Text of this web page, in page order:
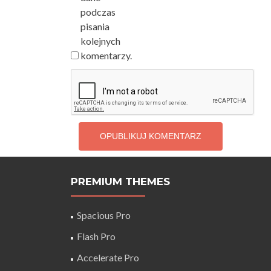
podczas
pisania
kolejnych
komentarzy.
PREMIUM THEMES
Spacious Pro
Flash Pro
Accelerate Pro